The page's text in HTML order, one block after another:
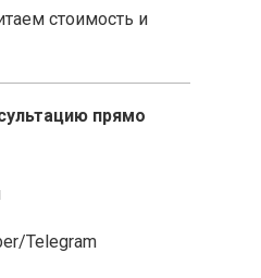
стоимость и
прямо
Telegram